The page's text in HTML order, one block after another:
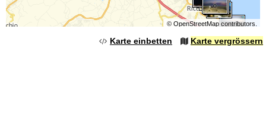
© OpenStreetMapcontributors.
Karte einbetten Karte vergrössern